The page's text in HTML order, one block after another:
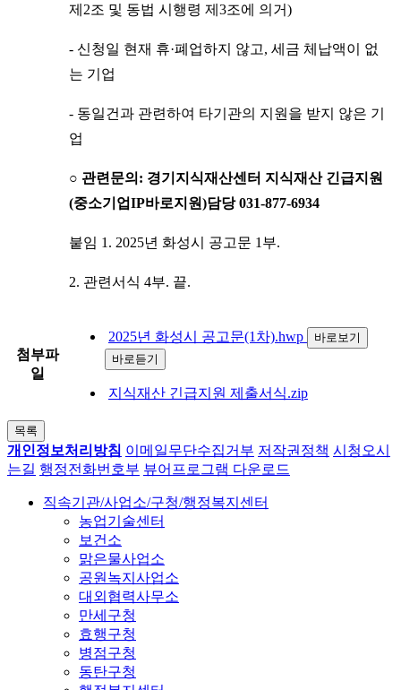
제2조 및 동법 시행령 제3조에 의거)
- 신청일 현재 휴·폐업하지 않고, 세금 체납액이 없
는 기업
- 동일건과 관련하여 타기관의 지원을 받지 않은 기
업
○ 관련문의: 경기지식재산센터 지식재산 긴급지원
(중소기업IP바로지원)담당 031-877-6934
붙임 1. 2025년 화성시 공고문 1부.
2. 관련서식 4부. 끝.
첨부파
일
2025년 화성시 공고문(1차).hwp
바로보기
바로듣기
지식재산 긴급지원 제출서식.zip
목록
개인정보처리방침 이메일무단수집거부 저작권정책 시청오시
는길 행정전화번호부 뷰어프로그램 다운로드
직속기관/사업소/구청/행정복지센터
농업기술센터
보건소
맑은물사업소
공원녹지사업소
대외협력사무소
만세구청
효행구청
병점구청
동탄구청